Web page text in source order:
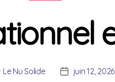
Le Nu Solide
Datejuin 12, 2026